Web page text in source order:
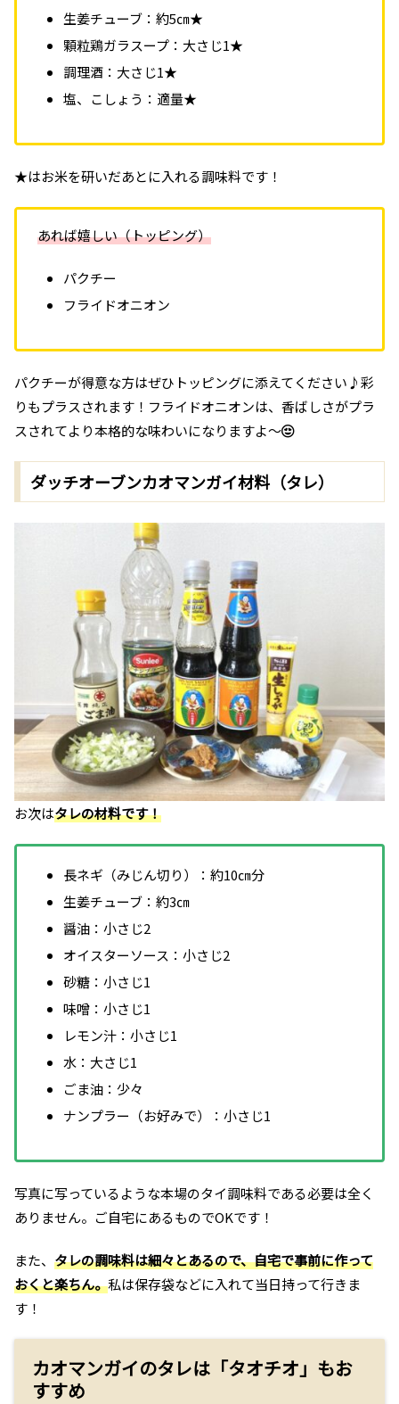
生姜チューブ：約5㎝★
顆粒鶏ガラスープ：大さじ1★
調理酒：大さじ1★
塩、こしょう：適量★
★はお米を研いだあとに入れる調味料です！
あれば嬉しい（トッピング）
パクチー
フライドオニオン
パクチーが得意な方はぜひトッピングに添えてください♪彩
りもプラスされます！フライドオニオンは、香ばしさがプラ
スされてより本格的な味わいになりますよ～
ダッチオーブンカオマンガイ材料（タレ）
お次はタレの材料です！
長ネギ（みじん切り）：約10㎝分
生姜チューブ：約3㎝
醤油：小さじ2
オイスターソース：小さじ2
砂糖：小さじ1
味噌：小さじ1
レモン汁：小さじ1
水：大さじ1
ごま油：少々
ナンプラー（お好みで）：小さじ1
写真に写っているような本場のタイ調味料である必要は全く
ありません。ご自宅にあるものでOKです！
また、 タレの調味料は細々とあるので、自宅で事前に作って
おくと楽ちん。私は保存袋などに入れて当日持って行きま
す！
カオマンガイのタレは「タオチオ」もお
すすめ